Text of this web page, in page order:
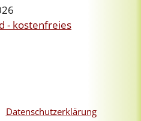
- kostenfreies
Datenschutzerklärung